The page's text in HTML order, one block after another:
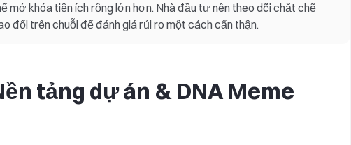
mở khóa tiện ích rộng lớn hơn. Nhà đầu tư nên theo dõi chặt chẽ
đổi trên chuỗi để đánh giá rủi ro một cách cẩn thận.
tảng dự án & DNA Meme